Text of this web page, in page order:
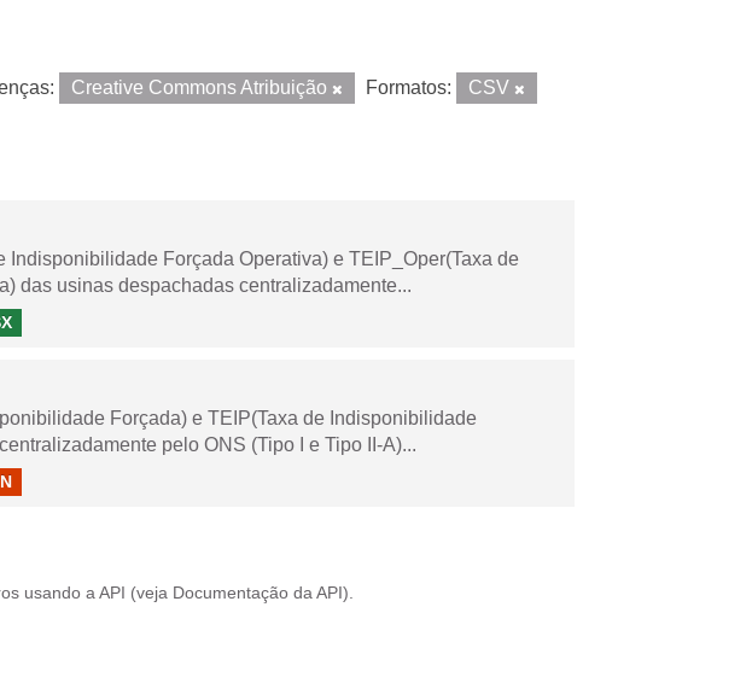
Creative Commons Atribuição Formatos:
CSV
Indisponibilidade Forçada Operativa) e TEIP_Oper(Taxa de
das usinas despachadas centralizadamente...
Forçada) e TEIP(Taxa de Indisponibilidade
pelo ONS (Tipo I e Tipo II-A)...
usando a API (veja Documentação da API ).